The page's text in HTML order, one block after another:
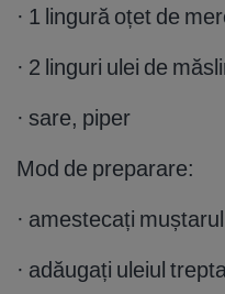
· 1 lingură oțet de
· 2 linguri ulei de
· sare, piper
Mod de preparare:
· amestecați
· adăugați uleiul